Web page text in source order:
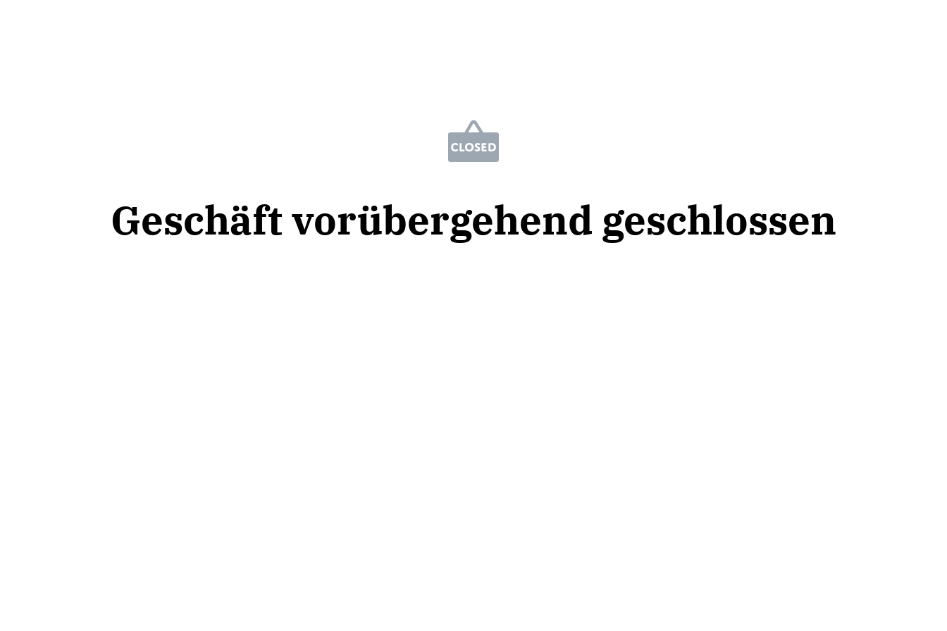
Geschäft vorübergehend geschlossen